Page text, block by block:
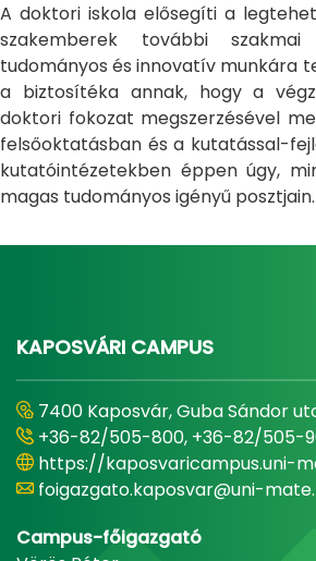
A doktori iskola elősegíti a
szakemberek további
tudományos és innovatív munkára
a biztosítéka annak, hogy a
doktori fokozat megszerzésével
felsőoktatásban és a kutatással-
kutatóintézetekben éppen úgy,
magas tudományos igényű posztjain.
KAPOSVÁRI CAMPUS
7400 Kaposvár, Guba Sándor
+36-82/505-800, +36-82/505-
https://kaposvaricampus.uni-
foigazgato.kaposvar@uni-
Campus-főigazgató